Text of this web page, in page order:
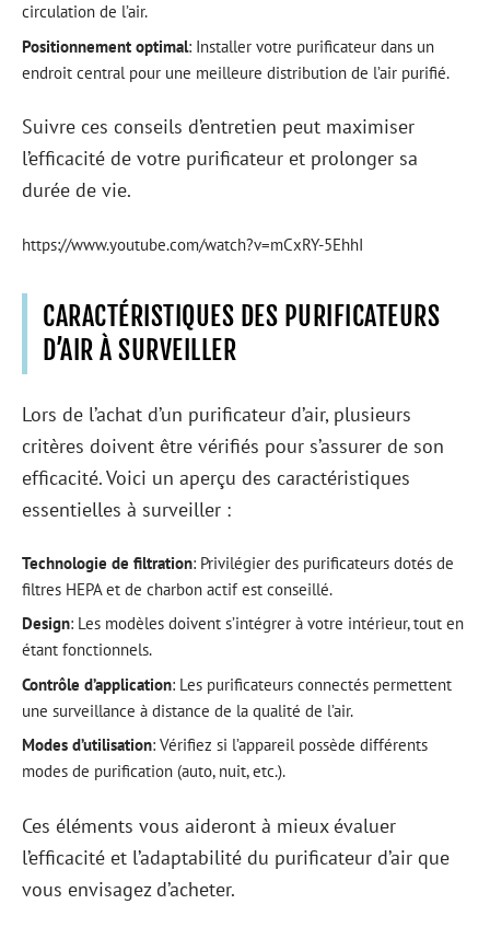
circulation de l’air.
Positionnement optimal: Installer votre purificateur dans un
endroit central pour une meilleure distribution de l’air purifié.
Suivre ces conseils d’entretien peut maximiser
l’efficacité de votre purificateur et prolonger sa
durée de vie.
https://www.youtube.com/watch?v=mCxRY-5EhhI
CARACTÉRISTIQUES DES PURIFICATEURS
D’AIR À SURVEILLER
Lors de l’achat d’un purificateur d’air, plusieurs
critères doivent être vérifiés pour s’assurer de son
efficacité. Voici un aperçu des caractéristiques
essentielles à surveiller :
Technologie de filtration: Privilégier des purificateurs dotés de
filtres HEPA et de charbon actif est conseillé.
Design: Les modèles doivent s’intégrer à votre intérieur, tout en
étant fonctionnels.
Contrôle d’application: Les purificateurs connectés permettent
une surveillance à distance de la qualité de l’air.
Modes d’utilisation: Vérifiez si l’appareil possède différents
modes de purification (auto, nuit, etc.).
Ces éléments vous aideront à mieux évaluer
l’efficacité et l’adaptabilité du purificateur d’air que
vous envisagez d’acheter.